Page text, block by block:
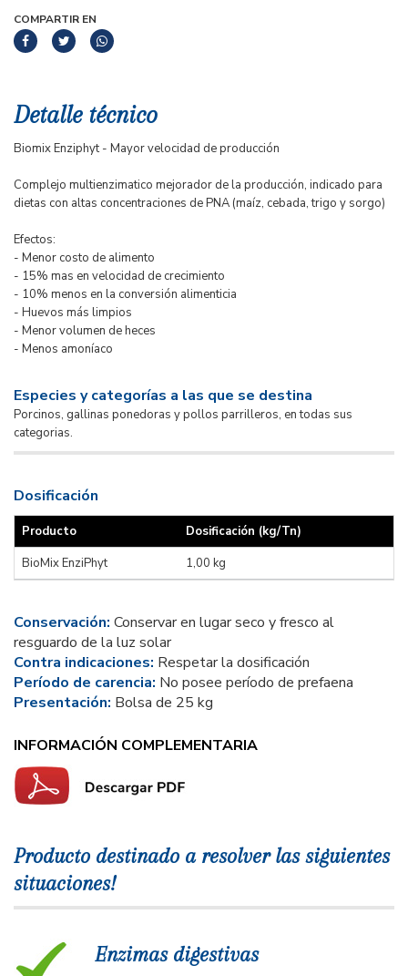
COMPARTIR EN
Detalle técnico
Biomix Enziphyt - Mayor velocidad de producción
Complejo multienzimatico mejorador de la producción, indicado para
dietas con altas concentraciones de PNA (maíz, cebada, trigo y sorgo)
Efectos:
- Menor costo de alimento
- 15% mas en velocidad de crecimiento
- 10% menos en la conversión alimenticia
- Huevos más limpios
- Menor volumen de heces
- Menos amoníaco
Especies y categorías a las que se destina
Porcinos, gallinas ponedoras y pollos parrilleros, en todas sus
categorias.
Dosificación
Producto
Dosificación (kg/Tn)
BioMix EnziPhyt
1,00 kg
Conservación: Conservar en lugar seco y fresco al
resguardo de la luz solar
Contra indicaciones: Respetar la dosificación
Período de carencia: No posee período de prefaena
Presentación: Bolsa de 25 kg
INFORMACIÓN COMPLEMENTARIA
Producto destinado a resolver las siguientes
situaciones!
Enzimas digestivas